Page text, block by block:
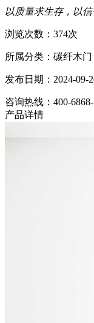
以质量求生存，以
浏览次数：374次
所属分类：碳纤木门
发布日期：2024-09-
咨询热线：400-
产品详情